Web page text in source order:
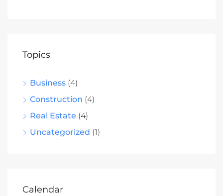
Topics
Business (4)
Construction (4)
Real Estate (4)
Uncategorized (1)
Calendar